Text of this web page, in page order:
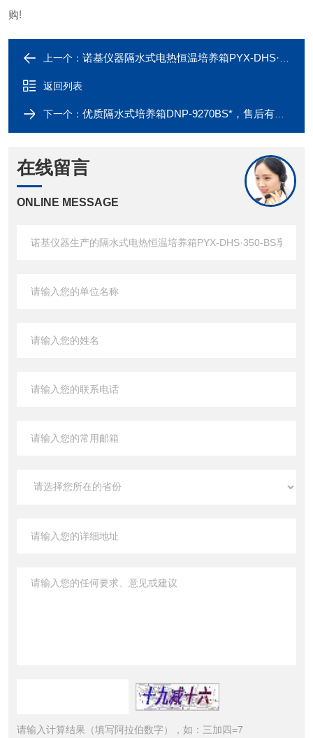
购!
上一个： 诺基仪器隔水式电热恒温培养箱PYX-DHS·350-BS*，欢迎采购咨询！
返回列表
下一个： 优质隔水式培养箱DNP-9270BS*，售后有保障
在线留言
ONLINE MESSAGE
请输入计算结果（填写阿拉伯数字），如：三加四=7